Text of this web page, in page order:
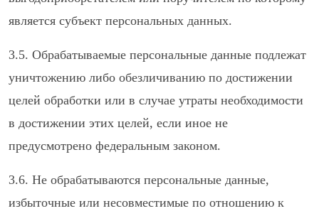
является субъект персональных данных.
3.5. Обрабатываемые персональные данные подлежат
уничтожению либо обезличиванию по достижении
целей обработки или в случае утраты необходимости
в достижении этих целей, если иное не
предусмотрено федеральным законом.
3.6. Не обрабатываются персональные данные,
избыточные или несовместимые по отношению к